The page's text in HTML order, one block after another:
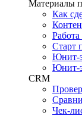
Материалы
Как
Старт
Юнит-
Юнит-
CRM
Чек-